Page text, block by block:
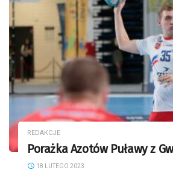
REDAKCJE
Porażka Azotów Puławy z
18 LUTEGO 2023